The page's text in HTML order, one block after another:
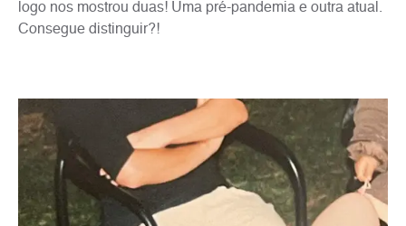
logo nos mostrou duas! Uma pré-pandemia e outra atual.
Consegue distinguir?!